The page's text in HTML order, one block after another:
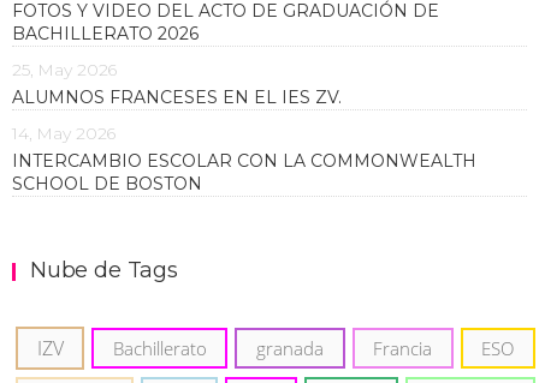
FOTOS Y VIDEO DEL ACTO DE GRADUACIÓN DE
BACHILLERATO 2026
25, May 2026
ALUMNOS FRANCESES EN EL IES ZV.
14, May 2026
INTERCAMBIO ESCOLAR CON LA COMMONWEALTH
SCHOOL DE BOSTON
Nube de Tags
IZV Bachillerato granada Francia ESO